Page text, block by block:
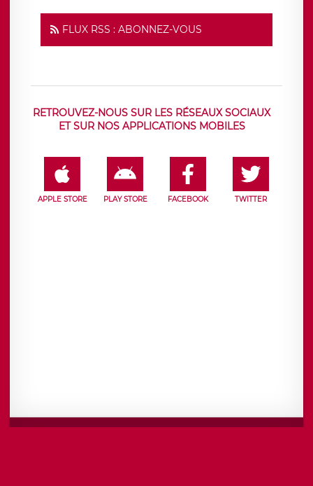
FLUX RSS : ABONNEZ-VOUS
RETROUVEZ-NOUS SUR LES RÉSEAUX SOCIAUX
ET SUR NOS APPLICATIONS MOBILES
APPLE STORE PLAY STORE FACEBOOK TWITTER